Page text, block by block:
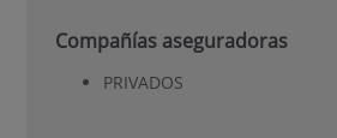
Compañías aseguradoras
PRIVADOS